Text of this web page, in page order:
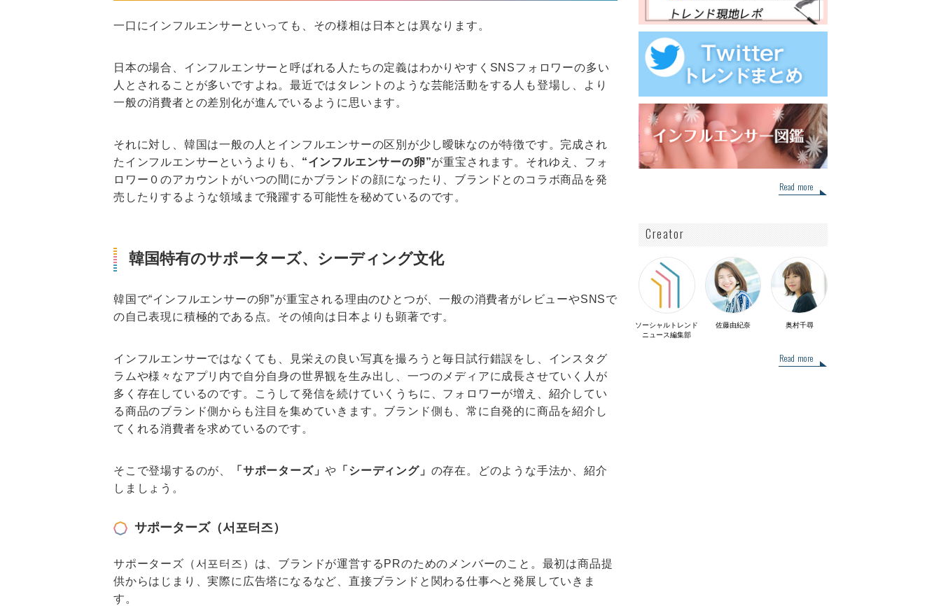
一口にインフルエンサーといっても、その様相は日本とは異なります。
日本の場合、インフルエンサーと呼ばれる人たちの定義はわかりやすくSNSフォロワーの多い
人とされることが多いですよね。最近ではタレントのような芸能活動をする人も登場し、より
一般の消費者との差別化が進んでいるように思います。
それに対し、韓国は一般の人とインフルエンサーの区別が少し曖昧なのが特徴です。完成され
たインフルエンサーというよりも、 “インフルエンサーの卵”が重宝されます。それゆえ、フォ
ロワー０のアカウントがいつの間にかブランドの顔になったり、ブランドとのコラボ商品を発
売したりするような領域まで飛躍する可能性を秘めているのです。
韓国特有のサポーターズ、シーディング文化
韓国で“インフルエンサーの卵”が重宝される理由のひとつが、一般の消費者がレビューやSNSで
の自己表現に積極的である点。その傾向は日本よりも顕著です。
インフルエンサーではなくても、見栄えの良い写真を撮ろうと毎日試行錯誤をし、インスタグ
ラムや様々なアプリ内で自分自身の世界観を生み出し、一つのメディアに成長させていく人が
多く存在しているのです。こうして発信を続けていくうちに、フォロワーが増え、紹介してい
る商品のブランド側からも注目を集めていきます。ブランド側も、常に自発的に商品を紹介し
てくれる消費者を求めているのです。
そこで登場するのが、 「サポーターズ」や 「シーディング」 の存在。どのような手法か、紹介
しましょう。
サポーターズ（서포터즈）
サポーターズ（서포터즈）は、ブランドが運営するPRのためのメンバーのこと。最初は商品提
供からはじまり、実際に広告塔になるなど、直接ブランドと関わる仕事へと発展していきま
す。
Read more
Creator
ソーシャルトレンド
ニュース編集部
佐藤由紀奈 奥村千尋
Read more